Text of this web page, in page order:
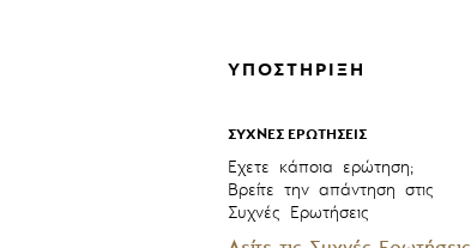
ΥΠΟΣΤΗΡΙΞΗ
ΣΥΧΝΕΣ ΕΡΩΤΗΣΕΙΣ
Έχετε κάποια ερώτηση;
Βρείτε την απάντηση στις
Συχνές Ερωτήσεις